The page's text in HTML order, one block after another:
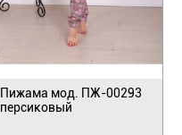
Пижама мод. ПЖ-00293
персиковый